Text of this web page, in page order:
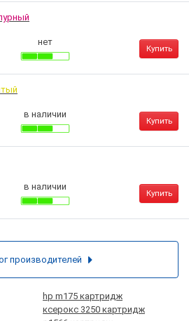
нет
Купить
в наличии
Купить
в наличии
Купить
hp m175 картридж
ксерокс 3250 картридж